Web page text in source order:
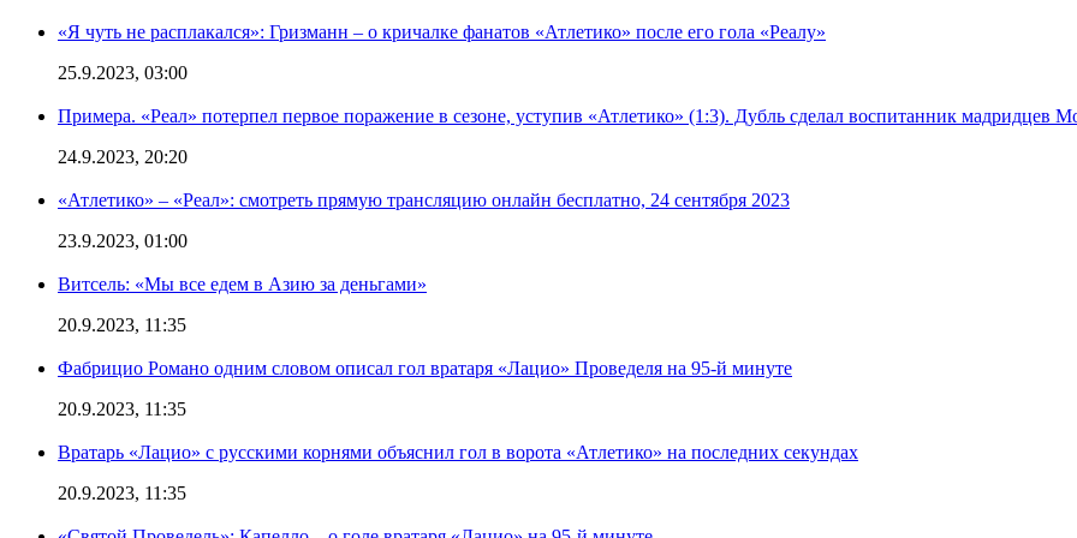
«Я чуть не расплакался»: Гризманн – о кричалке фанатов «Атлетико» после его гола «Реалу»
25.9.2023, 03:00
Примера. «Реал» потерпел первое поражение в сезоне, уступив «Атлетико» (1:3). Дубль сделал воспитанник мадридцев
24.9.2023, 20:20
«Атлетико» – «Реал»: смотреть прямую трансляцию онлайн бесплатно, 24 сентября 2023
23.9.2023, 01:00
Витсель: «Мы все едем в Азию за деньгами»
20.9.2023, 11:35
Фабрицио Романо одним словом описал гол вратаря «Лацио» Проведеля на 95-й минуте
20.9.2023, 11:35
Вратарь «Лацио» с русскими корнями объяснил гол в ворота «Атлетико» на последних секундах
20.9.2023, 11:35